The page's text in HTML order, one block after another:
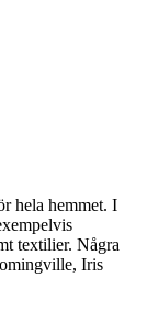
hela hemmet. I
textilier. Några
Iris